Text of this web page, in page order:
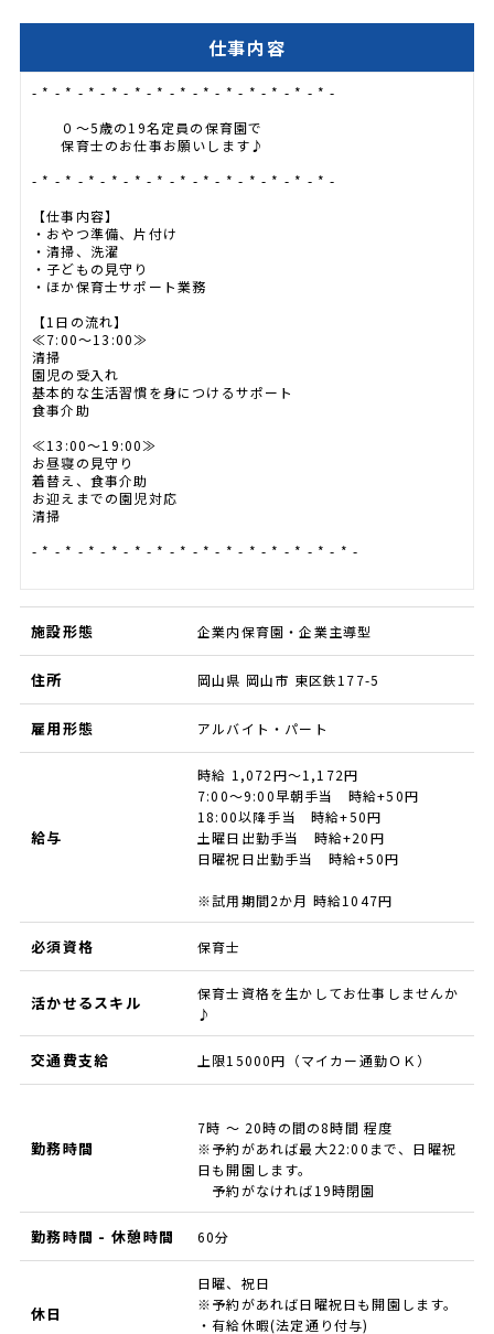
仕事内容
- * - * - * - * - * - * - * - * - * - * - * - * - * -
０～5歳の19名定員の保育園で
保育士のお仕事お願いします♪
- * - * - * - * - * - * - * - * - * - * - * - * - * -
【仕事内容】
・おやつ準備、片付け
・清掃、洗濯
・子どもの見守り
・ほか保育士サポート業務
【1日の流れ】
≪7:00～13:00≫
清掃
園児の受入れ
基本的な生活習慣を身につけるサポート
食事介助
≪13:00～19:00≫
お昼寝の見守り
着替え、食事介助
お迎えまでの園児対応
清掃
- * - * - * - * - * - * - * - * - * - * - * - * - * - * -
施設形態 企業内保育園・企業主導型
住所 岡山県 岡山市 東区鉄177-5
雇用形態 アルバイト・パート
給与
時給 1,072円～1,172円
7:00～9:00早朝手当 時給+50円
18:00以降手当 時給+50円
土曜日出勤手当 時給+20円
日曜祝日出勤手当 時給+50円
※試用期間2か月 時給1047円
必須資格 保育士
活かせるスキル
保育士資格を生かしてお仕事しませんか
♪
交通費支給 上限15000円（マイカー通勤ＯＫ）
勤務時間
7時 ～ 20時の間の8時間 程度
※予約があれば最大22:00まで、日曜祝
日も開園します。
予約がなければ19時閉園
勤務時間 - 休憩時間 60分
休日
日曜、祝日
※予約があれば日曜祝日も開園します。
・有給休暇(法定通り付与)